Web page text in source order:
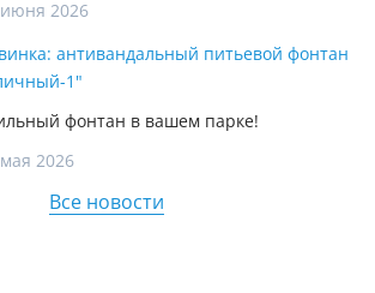
2026
антивандальный питьевой фонтан
1"
фонтан в вашем парке!
2026
Все новости